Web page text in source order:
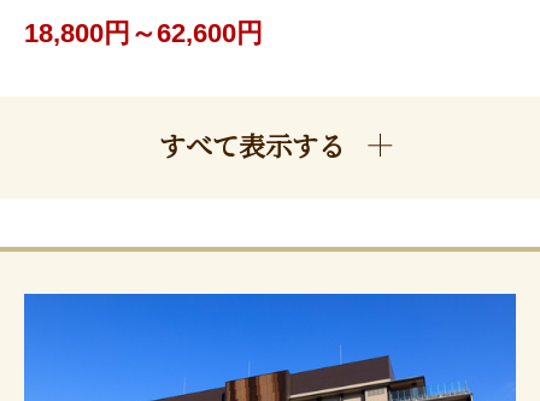
18,800円～62,600円
すべて表示する